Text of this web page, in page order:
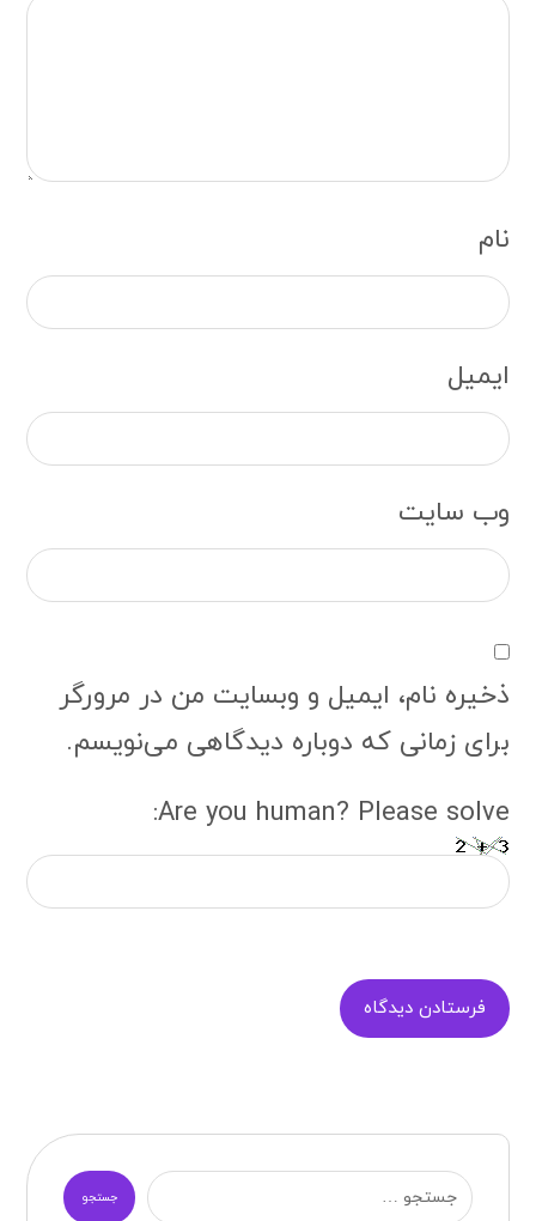
نام
ایمیل
وب‌ سایت
ذخیره نام، ایمیل و وبسایت من در مرورگر
برای زمانی که دوباره دیدگاهی می‌نویسم.
Are you human? Please solve:
فرستادن دیدگاه
جستجو